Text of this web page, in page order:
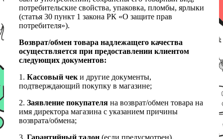
потребительские свойства, упаковка, пломбы, ярлыки
(статья 30 пункт 1 закона РК «О защите прав
потребителя»).
Возврат/обмен товара надлежащего качества
осуществляется при предоставлении клиентом
следующих документов:
1. Кассовый чек и другие документы,
подтверждающий покупку в магазине;
2. Заявление покупателя на возврат/обмен товара на
имя директора магазина с указанием причины
возврата/обмена;
3. Гарантийный талон (если предусмотрен).